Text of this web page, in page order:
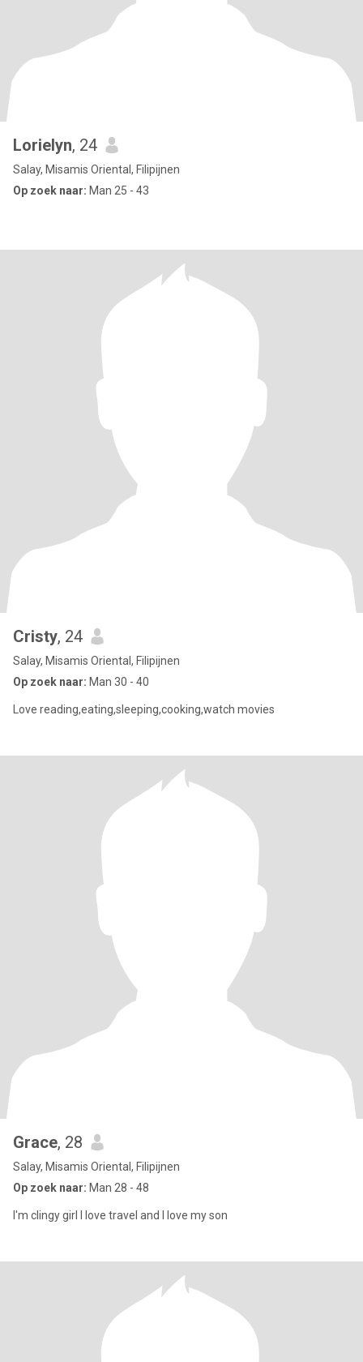
Lorielyn, 24
Salay, Misamis Oriental, Filipijnen
Op zoek naar: Man 25 - 43
Cristy, 24
Salay, Misamis Oriental, Filipijnen
Op zoek naar: Man 30 - 40
Love reading,eating,sleeping,cooking,watch movies
Grace, 28
Salay, Misamis Oriental, Filipijnen
Op zoek naar: Man 28 - 48
I'm clingy girl I love travel and I love my son